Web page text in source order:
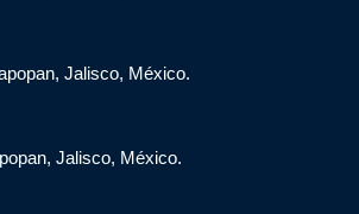
Jalisco, México.
Jalisco, México.